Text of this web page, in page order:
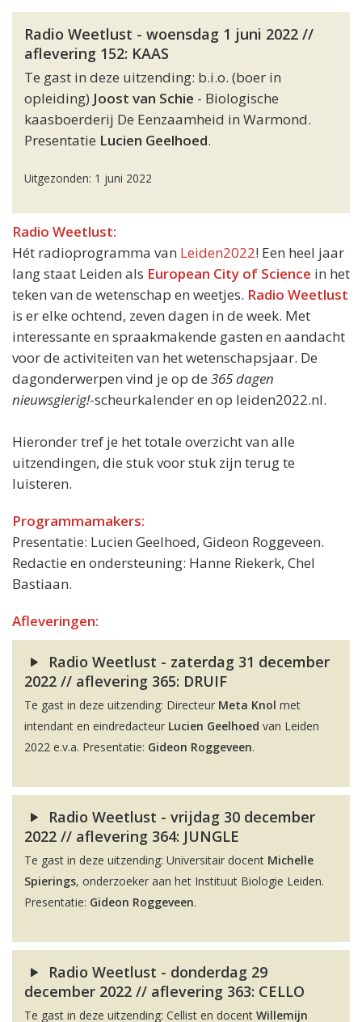
Radio Weetlust - woensdag 1 juni 2022 //
aflevering 152: KAAS
Te gast in deze uitzending: b.i.o. (boer in
opleiding) Joost van Schie - Biologische
kaasboerderij De Eenzaamheid in Warmond.
Presentatie Lucien Geelhoed.
Uitgezonden: 1 juni 2022
Radio Weetlust:
Hét radioprogramma van Leiden2022! Een heel jaar
lang staat Leiden als European City of Science in het
teken van de wetenschap en weetjes. Radio Weetlust
is er elke ochtend, zeven dagen in de week. Met
interessante en spraakmakende gasten en aandacht
voor de activiteiten van het wetenschapsjaar. De
dagonderwerpen vind je op de 365 dagen
nieuwsgierig!-scheurkalender en op leiden2022.nl.
Hieronder tref je het totale overzicht van alle
uitzendingen, die stuk voor stuk zijn terug te
luisteren.
Programmamakers:
Presentatie: Lucien Geelhoed, Gideon Roggeveen.
Redactie en ondersteuning: Hanne Riekerk, Chel
Bastiaan.
Afleveringen:
Radio Weetlust - zaterdag 31 december
2022 // aflevering 365: DRUIF
Te gast in deze uitzending: Directeur Meta Knol met
intendant en eindredacteur Lucien Geelhoed van Leiden
2022 e.v.a. Presentatie: Gideon Roggeveen.
Radio Weetlust - vrijdag 30 december
2022 // aflevering 364: JUNGLE
Te gast in deze uitzending: Universitair docent Michelle
Spierings, onderzoeker aan het Instituut Biologie Leiden.
Presentatie: Gideon Roggeveen.
Radio Weetlust - donderdag 29
december 2022 // aflevering 363: CELLO
Te gast in deze uitzending: Cellist en docent Willemijn